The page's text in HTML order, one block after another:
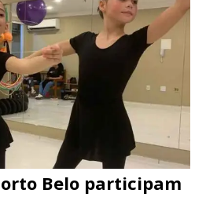
Belo participam